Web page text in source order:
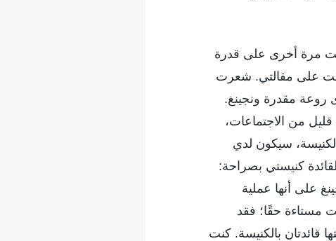
مرة أخرى على قدرة
على مقالتي. شعرت
روعة مقدرة ونجينغ.
من الاجتماعات،
سيكون لدي
كنيستي بصراحة:
على أنها عملية
مستاءة حقًا؛ فقد
قائدتان بالكنيسة. كنت